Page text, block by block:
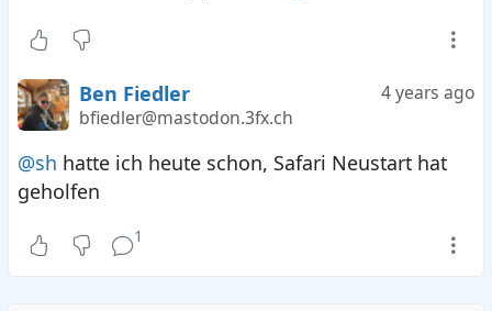
4 years ago
Ben Fiedler
bfiedler@mastodon.3fx.ch
@sh hatte ich heute schon, Safari Neustart hat
geholfen
1